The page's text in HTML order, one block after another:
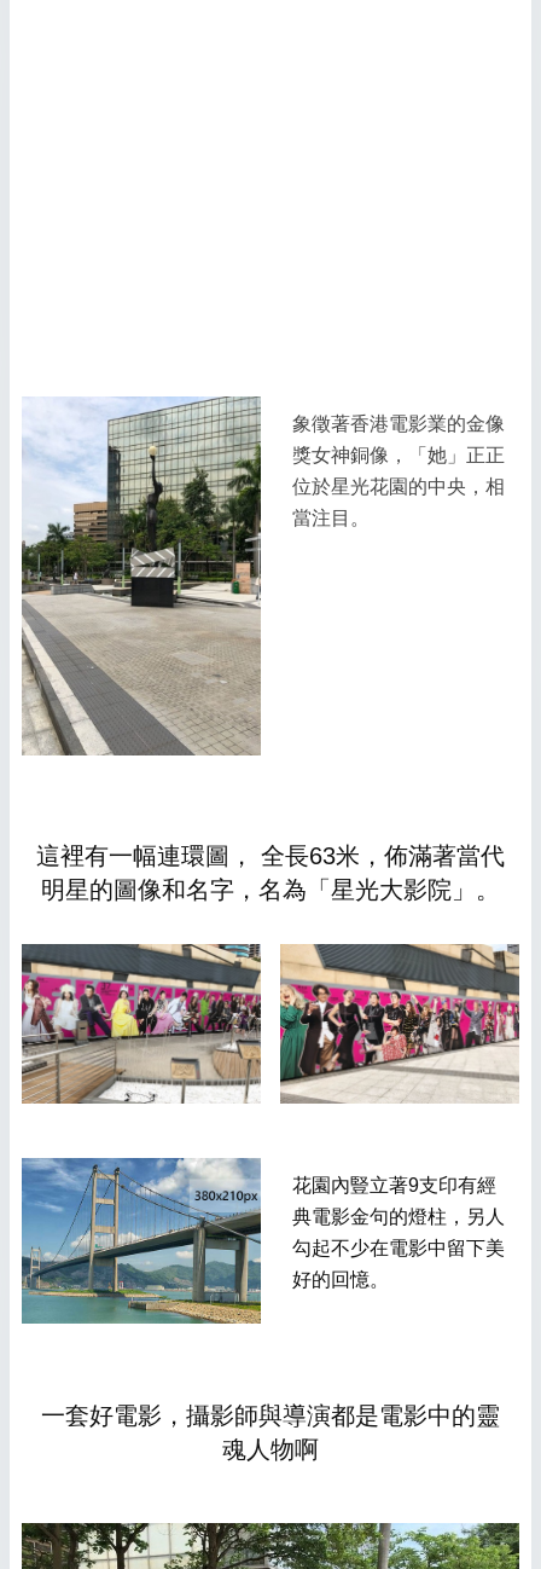
象徵著香港電影業的金像
獎女神銅像，「她」正正
位於星光花園的中央，相
當注目。
這裡有一幅連環圖， 全長63米，佈滿著當代
明星的圖像和名字，名為「星光大影院」。
花園內豎立著9支印有經
典電影金句的燈柱，另人
勾起不少在電影中留下美
好的回憶。
一套好電影，攝影師與導演都是電影中的靈
魂人物啊